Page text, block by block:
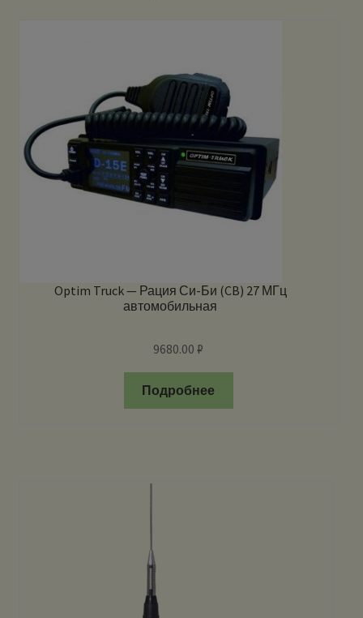
Optim Truck — Рация Си-Би (CB) 27 МГц
автомобильная
9680.00₽
Подробнее